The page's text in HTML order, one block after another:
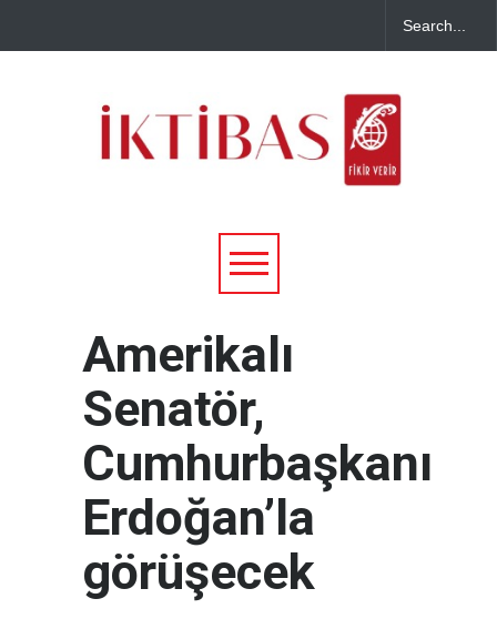
Amerikalı
Senatör,
Cumhurbaşkanı
Erdoğan’la
görüşecek